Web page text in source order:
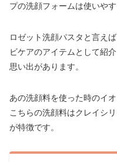
プの洗顔フォームは使いやす
ロゼット洗顔パスタと言え
ビケアのアイテムとして紹
思い出があります。
あの洗顔料を使った時のイ
こちらの洗顔料はクレイシ
が特徴です。